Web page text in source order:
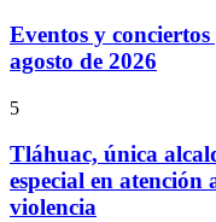
Eventos y
agosto de 2026
5
Tláhuac, única
especial en atención
violencia